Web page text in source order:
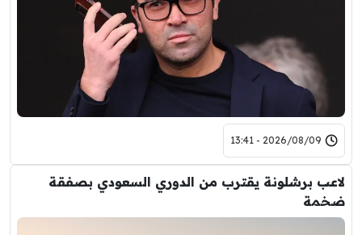
2026/08/09 - 13:41
لاعب برشلونة يقترب من الدوري السعودي بصفقة
ضخمة